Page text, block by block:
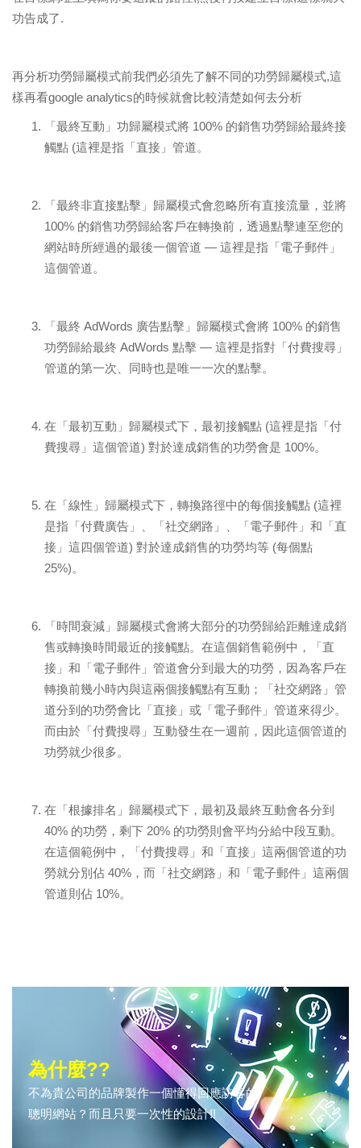
功告成了.
再分析功勞歸屬模式前我們必須先了解不同的功勞歸屬模式,這
樣再看google analytics的時候就會比較清楚如何去分析
「最終互動」功歸屬模式將 100% 的銷售功勞歸給最終接
觸點 (這裡是指「直接」管道。
「最終非直接點擊」歸屬模式會忽略所有直接流量，並將
100% 的銷售功勞歸給客戶在轉換前，透過點擊連至您的
網站時所經過的最後一個管道 — 這裡是指「電子郵件」
這個管道。
「最終 AdWords 廣告點擊」歸屬模式會將 100% 的銷售
功勞歸給最終 AdWords 點擊 — 這裡是指對「付費搜尋」
管道的第一次、同時也是唯一一次的點擊。
在「最初互動」歸屬模式下，最初接觸點 (這裡是指「付
費搜尋」這個管道) 對於達成銷售的功勞會是 100%。
在「線性」歸屬模式下，轉換路徑中的每個接觸點 (這裡
是指「付費廣告」、「社交網路」、「電子郵件」和「直
接」這四個管道) 對於達成銷售的功勞均等 (每個點
25%)。
「時間衰減」歸屬模式會將大部分的功勞歸給距離達成銷
售或轉換時間最近的接觸點。在這個銷售範例中，「直
接」和「電子郵件」管道會分到最大的功勞，因為客戶在
轉換前幾小時內與這兩個接觸點有互動；「社交網路」管
道分到的功勞會比「直接」或「電子郵件」管道來得少。
而由於「付費搜尋」互動發生在一週前，因此這個管道的
功勞就少很多。
在「根據排名」歸屬模式下，最初及最終互動會各分到
40% 的功勞，剩下 20% 的功勞則會平均分給中段互動。
在這個範例中，「付費搜尋」和「直接」這兩個管道的功
勞就分別佔 40%，而「社交網路」和「電子郵件」這兩個
管道則佔 10%。
為什麼??
不為貴公司的品牌製作一個懂得回應訪客的
聰明網站？而且只要一次性的設計!!